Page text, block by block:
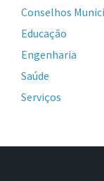
Conselhos
Educação
Engenharia
Saúde
Serviços